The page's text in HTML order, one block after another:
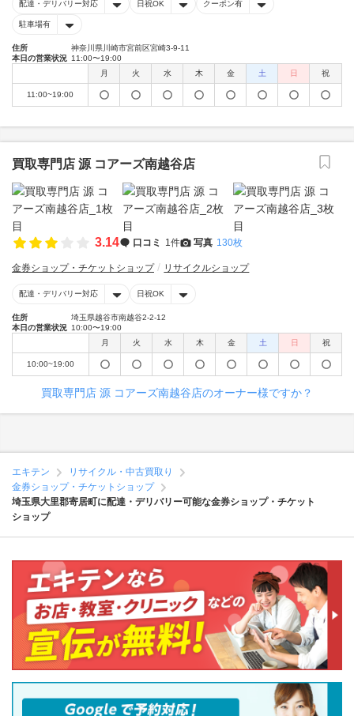
配達・デリバリー対応 日祝OK クーポン有
駐車場有
住所
神奈川県川崎市宮前区宮崎3-9-11
本日の営業状況 11:00〜19:00
月
火 水 木 金 土 日 祝
11:00~19:00
買取専門店 源 コアーズ南越谷店
3.14 口コミ 1件 写真 130枚
金券ショップ・チケットショップ リサイクルショップ
配達・デリバリー対応 日祝OK
住所
埼玉県越谷市南越谷2-2-12
本日の営業状況 10:00〜19:00
月
火 水 木 金 土 日 祝
10:00~19:00
買取専門店 源 コアーズ南越谷店のオーナー様ですか？
エキテン
リサイクル・中古買取り
金券ショップ・チケットショップ
埼玉県大里郡寄居町に配達・デリバリー可能な金券ショップ・チケット
ショップ